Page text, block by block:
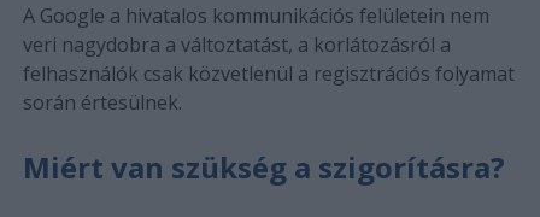
A Google a hivatalos kommunikációs felületein nem
veri nagydobra a változtatást, a korlátozásról a
felhasználók csak közvetlenül a regisztrációs folyamat
során értesülnek.
Miért van szükség a szigorításra?